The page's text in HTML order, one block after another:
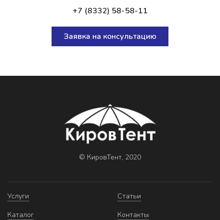
+7 (8332) 58-58-11
Заявка на консультацию
© КировТент, 2020
Услуги
Каталог
Статьи
Контакты